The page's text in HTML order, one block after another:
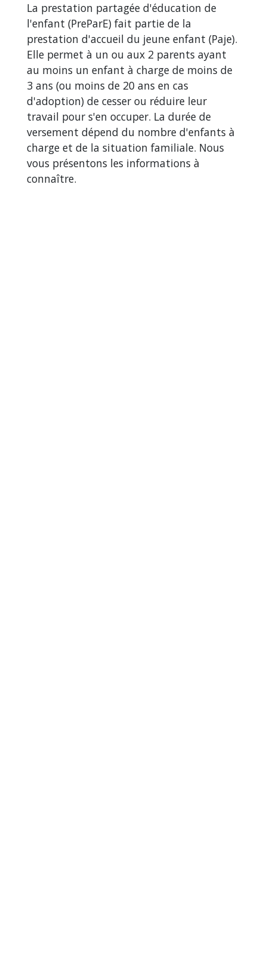
La prestation partagée d'éducation de
l'enfant (PreParE) fait partie de la
prestation d'accueil du jeune enfant (Paje).
Elle permet à un ou aux 2 parents ayant
au moins un enfant à charge de moins de
3 ans (ou moins de 20 ans en cas
d'adoption) de cesser ou réduire leur
travail pour s'en occuper. La durée de
versement dépend du nombre d'enfants à
charge et de la situation familiale. Nous
vous présentons les informations à
connaître.